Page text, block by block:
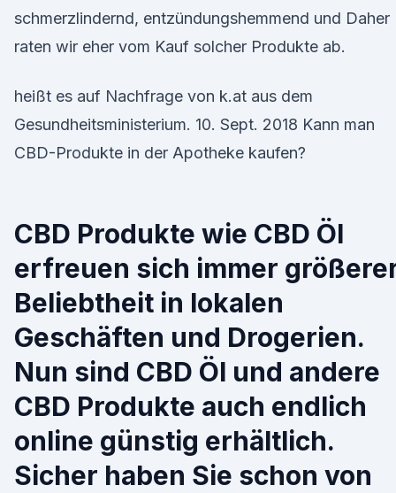
schmerzlindernd, entzündungshemmend und Daher
raten wir eher vom Kauf solcher Produkte ab.
heißt es auf Nachfrage von k.at aus dem
Gesundheitsministerium. 10. Sept. 2018 Kann man
CBD-Produkte in der Apotheke kaufen?
CBD Produkte wie CBD Öl
erfreuen sich immer
Beliebtheit in lokalen
Geschäften und Drogerien.
Nun sind CBD Öl und andere
CBD Produkte auch endlich
online günstig erhältlich.
Sicher haben Sie schon von